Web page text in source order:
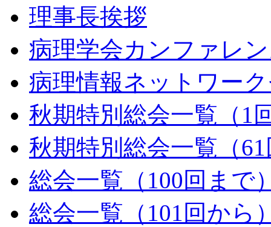
理事長挨拶
病理学会カンファレ
病理情報ネットワー
秋期特別総会一覧（1
秋期特別総会一覧（
総会一覧（100回まで
総会一覧（101回から